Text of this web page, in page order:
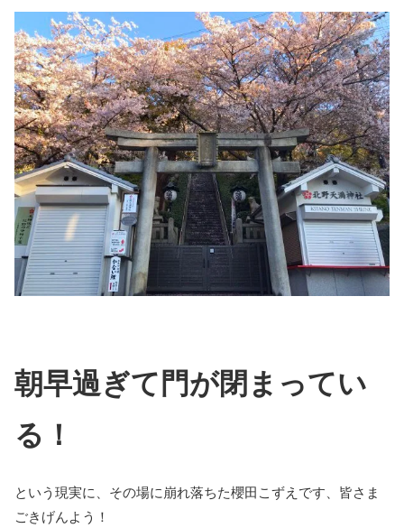
朝早過ぎて門が閉まってい
る！
という現実に、その場に崩れ落ちた櫻田こずえです、皆さま
ごきげんよう！